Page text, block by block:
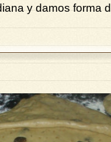
y damos forma